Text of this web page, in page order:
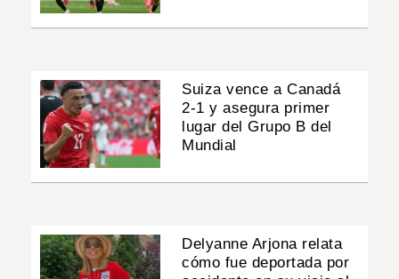
Suiza vence a Canadá
2-1 y asegura primer
lugar del Grupo B del
Mundial
Delyanne Arjona relata
cómo fue deportada por